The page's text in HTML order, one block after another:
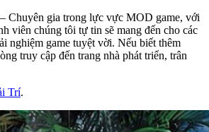
Chuyên gia trong lực vực MOD game, với
viên chúng tôi tự tin sẽ mang đến cho các
nghiệm game tuyệt vời. Nếu biết thêm
truy cập đến trang nhà phát triển, trân
Trí.